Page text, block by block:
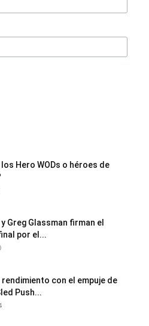
los Hero WODs o héroes de
Greg Glassman firman el
por el...
rendimiento con el empuje de
Push...